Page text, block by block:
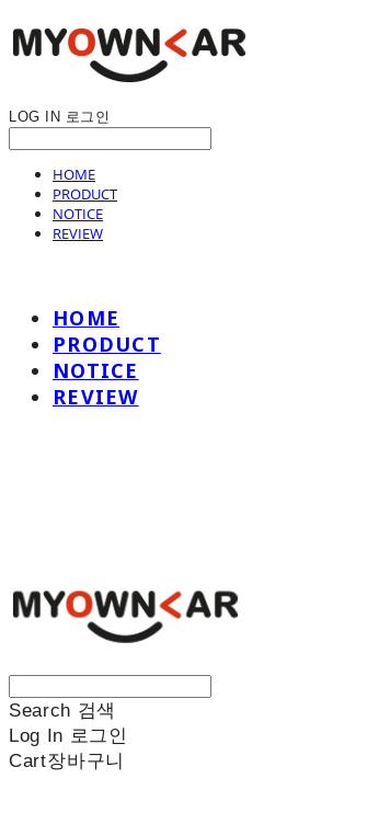
LOG IN 로그인
HOME
PRODUCT
NOTICE
REVIEW
HOME
PRODUCT
NOTICE
REVIEW
Search 검색
Log In 로그인
Cart장바구니